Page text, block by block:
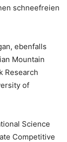
schneefreien
ebenfalls
Mountain
Research
of
Science
Competitive